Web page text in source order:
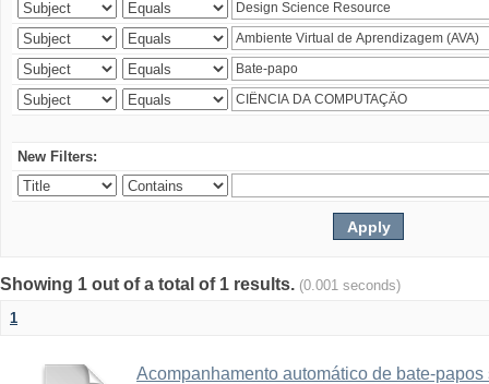
New Filters:
Showing 1 out of a total of 1 results. (0.001 seconds)
1
Acompanhamento automático de bate-